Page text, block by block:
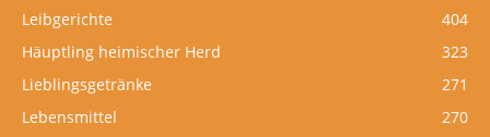
Leibgerichte
404
Häuptling heimischer Herd
323
Lieblingsgetränke
271
Lebensmittel
270